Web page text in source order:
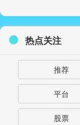
热点关注
推荐
平台
股票